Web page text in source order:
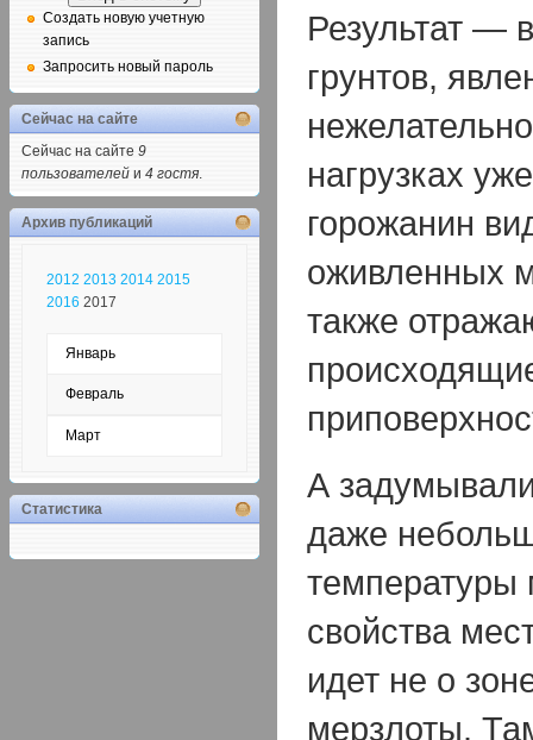
Результат —
грунтов,
нагрузках
горожанин
оживленных
также
А
даже
температуры
свойства
идет не о
мерзлоты.
Создать новую учетную
запись
Запросить новый пароль
Сейчас на сайте
Сейчас на сайте 9
пользователей и 4 гостя.
Архив публикаций
2012 2013 2014 2015
2016 2017
Январь
Февраль
Март
Статистика